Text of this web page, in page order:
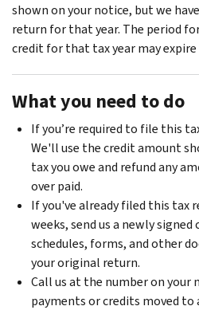
shown on your notice, but we
return for that year. The period
credit for that tax year may expire
What you need to do
If you’re required to file this
We'll use the credit amount
tax you owe and refund any
over paid.
If you've already filed this tax
weeks, send us a newly
schedules, forms, and other
your original return.
Call us at the number on your
payments or credits moved